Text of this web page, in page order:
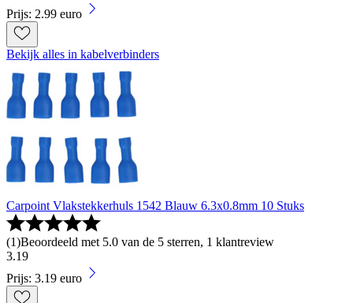
Prijs: 2.99 euro
Bekijk alles in kabelverbinders
Carpoint Vlakstekkerhuls 1542 Blauw 6.3x0.8mm 10 Stuks
(1)Beoordeeld met 5.0 van de 5 sterren, 1 klantreview
3.19
Prijs: 3.19 euro